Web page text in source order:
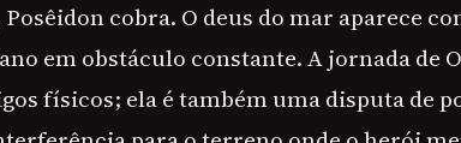
cobra. O deus do mar aparece
em obstáculo constante. A jornada de
físicos; ela é também uma disputa de